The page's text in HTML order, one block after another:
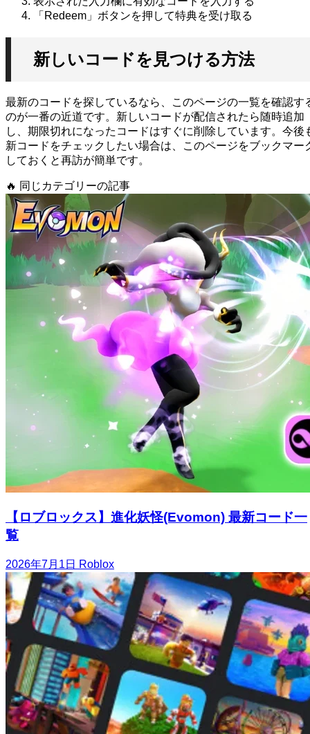
「Redeem」ボタンを押して特典を受け取る
新しいコードを見つける方法
最新のコードを探しているなら、このページの一覧を確認す
のが一番の近道です。新しいコードが配信されたら随時追加
し、期限切れになったコードはすぐに削除しています。今後
新コードをチェックしたい場合は、このページをブックマー
しておくと再訪が簡単です。
🔥 同じカテゴリーの記事
【ロブロックス】進化妖怪(Evomon) 最新コード一
覧
2026年7月1日 Roblox